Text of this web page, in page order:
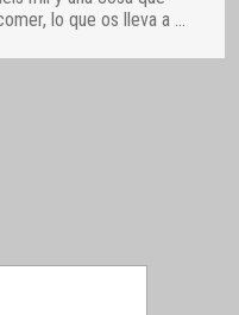
lo que os lleva a